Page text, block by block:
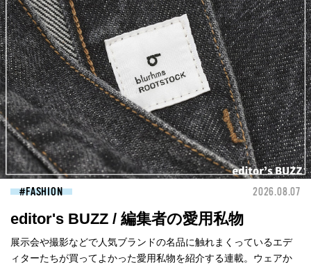
FASHION 2026.08.07
editor's BUZZ / 編集者の愛用私物
展示会や撮影などで人気ブランドの名品に触れまくっているエデ
ィターたちが買ってよかった愛用私物を紹介する連載。ウェアか